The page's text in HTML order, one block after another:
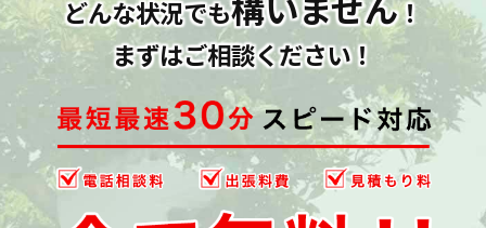
どんな状況でも
！
まずはご相談ください！